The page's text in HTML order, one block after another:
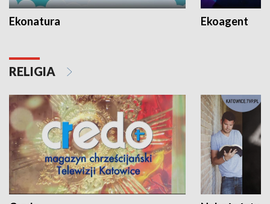
Ekonatura Ekoagent
RELIGIA